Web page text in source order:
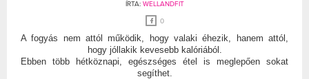
ÍRTA: WELLANDFIT
0
A fogyás nem attól működik, hogy valaki éhezik, hanem attól,
hogy jóllakik kevesebb kalóriából.
Ebben több hétköznapi, egészséges étel is meglepően sokat
segíthet.